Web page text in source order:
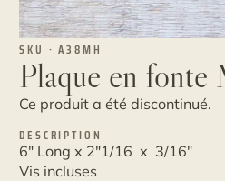
SKU · A38MH
Plaque en fonte
Ce produit a été discontinué.
DESCRIPTION
6" Long x 2"1/16 x 3/16"
Vis incluses